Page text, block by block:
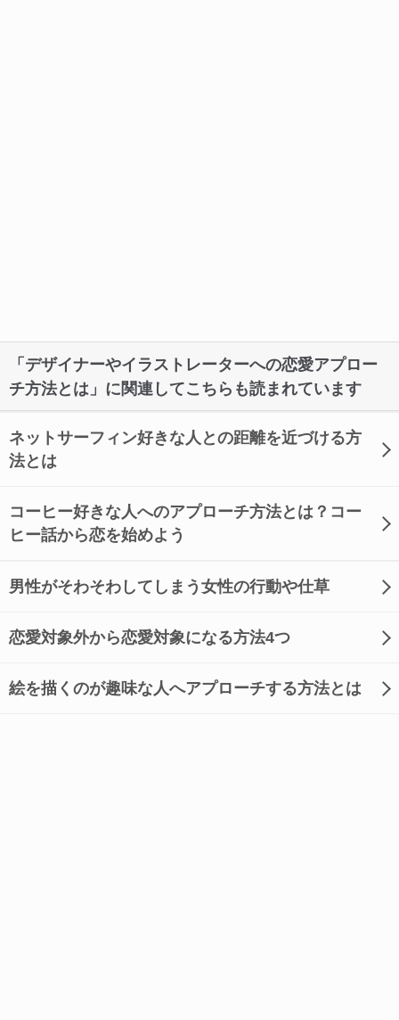
「デザイナーやイラストレーターへの恋愛アプロー
チ方法とは」に関連してこちらも読まれています
ネットサーフィン好きな人との距離を近づける方
法とは
コーヒー好きな人へのアプローチ方法とは？コー
ヒー話から恋を始めよう
男性がそわそわしてしまう女性の行動や仕草
恋愛対象外から恋愛対象になる方法4つ
絵を描くのが趣味な人へアプローチする方法とは